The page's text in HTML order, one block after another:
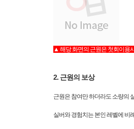
▲ 해당 화면의 근원은 첫회이용
2. 근원의 보상
근원은 참여만 하더라도 소량의
실버와 경험치는 본인 레벨에 비